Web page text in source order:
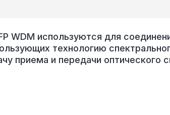
WDM используются для
технологию
приема и передачи оптического
Для организации линии